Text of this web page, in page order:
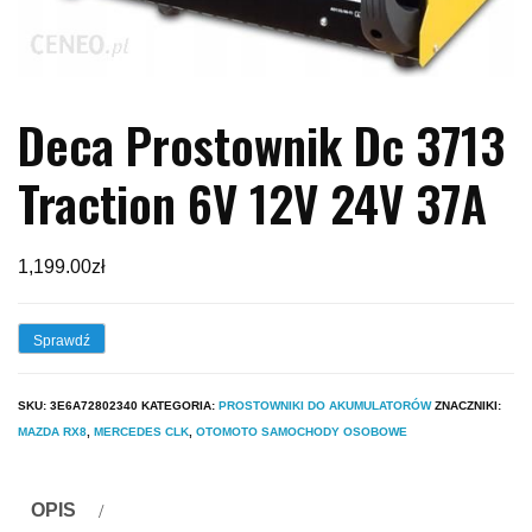
Deca Prostownik Dc 3713
Traction 6V 12V 24V 37A
1,199.00zł
Sprawdź
SKU: 3E6A72802340 KATEGORIA: PROSTOWNIKI DO AKUMULATORÓW ZNACZNIKI:
MAZDA RX8, MERCEDES CLK, OTOMOTO SAMOCHODY OSOBOWE
OPIS